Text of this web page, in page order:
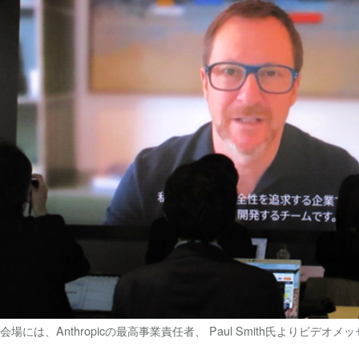
会場には、Anthropicの最高事業責任者、 Paul Smith氏よりビデオメ